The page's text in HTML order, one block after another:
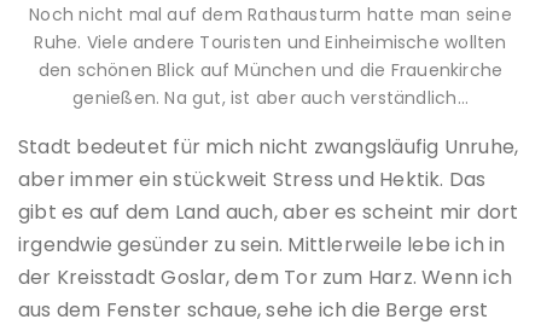
Noch nicht mal auf dem Rathausturm hatte man seine
Ruhe. Viele andere Touristen und Einheimische wollten
den schönen Blick auf München und die Frauenkirche
genießen. Na gut, ist aber auch verständlich…
Stadt bedeutet für mich nicht zwangsläufig Unruhe,
aber immer ein stückweit Stress und Hektik. Das
gibt es auf dem Land auch, aber es scheint mir dort
irgendwie gesünder zu sein. Mittlerweile lebe ich in
der Kreisstadt Goslar, dem Tor zum Harz. Wenn ich
aus dem Fenster schaue, sehe ich die Berge erst